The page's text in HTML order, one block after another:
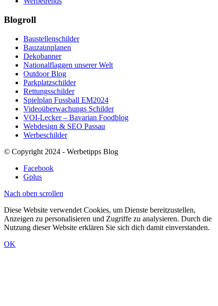
Blogroll
Baustellenschilder
Bauzaunplanen
Dekobanner
Nationalflaggen unserer Welt
Outdoor Blog
Parkplatzschilder
Rettungsschilder
Spielplan Fussball EM2024
Videoüberwachungs Schilder
VOI-Lecker – Bavarian Foodblog
Webdesign & SEO Passau
Werbeschilder
© Copyright 2024 - Werbetipps Blog
Facebook
Gplus
Nach oben scrollen
Diese Website verwendet Cookies, um Dienste bereitzustellen,
Anzeigen zu personalisieren und Zugriffe zu analysieren. Durch die
Nutzung dieser Website erklären Sie sich dich damit einverstanden.
OK